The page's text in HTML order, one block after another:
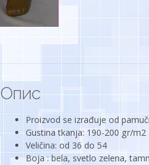
Опис
Proizvod se izrađuje od
Gustina tkanja: 190-200 gr/m2
Veličina: od 36 do 54
Boja : bela, svetlo zelena,